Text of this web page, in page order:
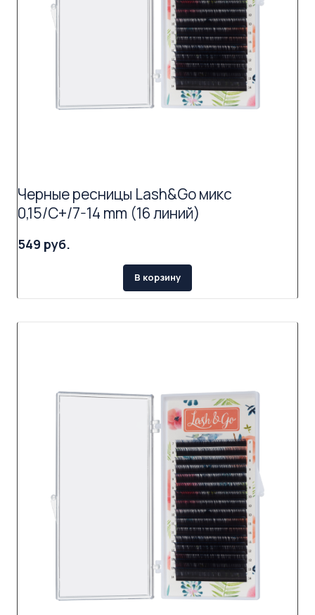
Черные ресницы Lash&Go микс
0,15/C+/7-14 mm (16 линий)
549 руб.
В корзину